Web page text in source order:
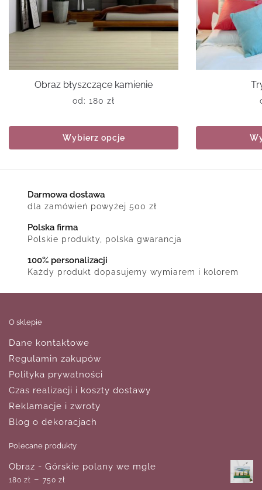
Obraz błyszczące kamienie
od: 180 zł
Wybierz opcje
Darmowa dostawa
dla zamówień powyżej 500 zł
Polska firma
Polskie produkty, polska gwarancja
100% personalizacji
Każdy produkt dopasujemy wymiarem i kolorem
O sklepie
Dane kontaktowe
Regulamin zakupów
Polityka prywatności
Czas realizacji i koszty dostawy
Reklamacje i zwroty
Blog o dekoracjach
Polecane produkty
Obraz - Górskie polany we mgle
180 zł – 750 zł